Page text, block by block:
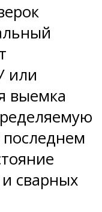
или
выемка
сварных